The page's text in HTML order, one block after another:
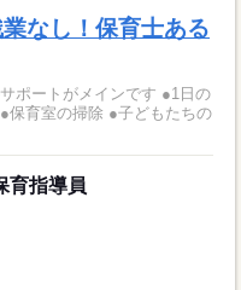
なし！保育士ある
トがメインです ●1日の
保育室の掃除 ●子どもたちの
育指導員